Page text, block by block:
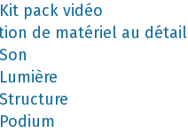
Kit pack vidéo
de matériel au détail
Son
Lumière
Structure
Podium